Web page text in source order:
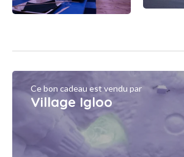
Ce bon cadeau est vendu par
Village Igloo